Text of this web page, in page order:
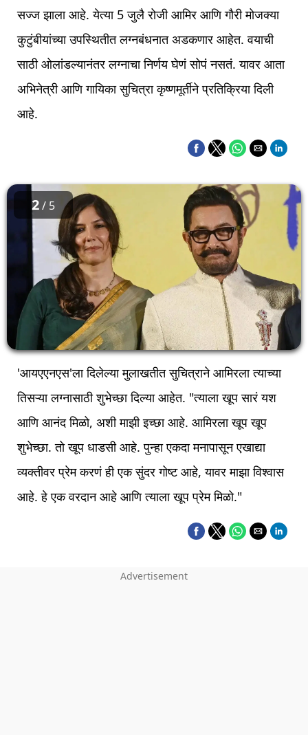
सज्ज झाला आहे. येत्या 5 जुलै रोजी आमिर आणि गौरी मोजक्या
कुटुंबीयांच्या उपस्थितीत लग्नबंधनात अडकणार आहेत. वयाची
साठी ओलांडल्यानंतर लग्नाचा निर्णय घेणं सोपं नसतं. यावर आता
अभिनेत्री आणि गायिका सुचित्रा कृष्णमूर्तीने प्रतिक्रिया दिली
आहे.
2/ 5
'आयएएनएस'ला दिलेल्या मुलाखतीत सुचित्राने आमिरला त्याच्या
तिसऱ्या लग्नासाठी शुभेच्छा दिल्या आहेत. "त्याला खूप सारं यश
आणि आनंद मिळो, अशी माझी इच्छा आहे. आमिरला खूप खूप
शुभेच्छा. तो खूप धाडसी आहे. पुन्हा एकदा मनापासून एखाद्या
व्यक्तीवर प्रेम करणं ही एक सुंदर गोष्ट आहे, यावर माझा विश्वास
आहे. हे एक वरदान आहे आणि त्याला खूप प्रेम मिळो."